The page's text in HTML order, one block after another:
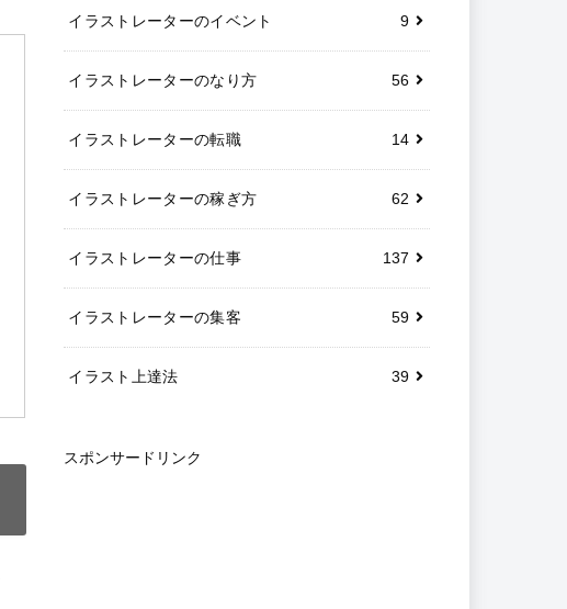
イラストレーターのイベント 9
イラストレーターのなり方 56
イラストレーターの転職 14
イラストレーターの稼ぎ方 62
イラストレーターの仕事 137
イラストレーターの集客 59
イラスト上達法 39
スポンサードリンク